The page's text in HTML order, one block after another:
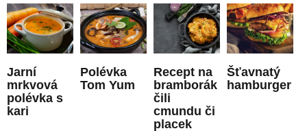
Jarní
mrkvová
polévka s
kari
Polévka
Tom Yum
Recept na
bramborák
čili
cmundu či
placek
Šťavnatý
hamburger